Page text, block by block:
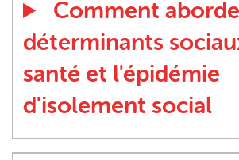
Comment
déterminants
santé et l'épidémie
d'isolement social